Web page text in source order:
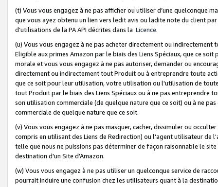
(t) Vous vous engagez à ne pas afficher ou utiliser d’une quelconque
que vous ayez obtenu un lien vers ledit avis ou ladite note du client
d’utilisations de la PA API décrites dans la Licence.
(u) Vous vous engagez à ne pas acheter directement ou
Eligible aux primes Amazon par le biais des Liens Spéciaux, que ce
morale et vous vous engagez à ne pas autoriser, demander ou
directement ou indirectement tout Produit ou à entreprendre toute
que ce soit pour leur utilisation, votre utilisation ou l'utilisation de
tout Produit par le biais des Liens Spéciaux ou à ne pas entreprendre
son utilisation commerciale (de quelque nature que ce soit) ou à ne
commerciale de quelque nature que ce soit.
(v) Vous vous engagez à ne pas masquer, cacher, dissimuler ou
compris en utilisant des Liens de Redirection) ou l'agent utilisateur
telle que nous ne puissions pas déterminer de façon raisonnable le
destination d'un Site d'Amazon.
(w) Vous vous engagez à ne pas utiliser un quelconque service de
pourrait induire une confusion chez les utilisateurs quant à la